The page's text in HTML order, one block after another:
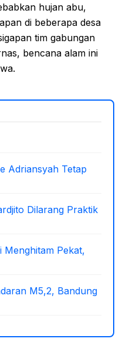
hujan abu,
di beberapa desa
tim gabungan
bencana alam ini
Adriansyah Tetap
Dilarang Praktik
Menghitam Pekat,
M5,2, Bandung